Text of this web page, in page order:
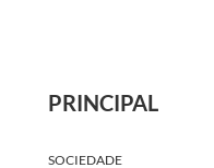
PRINCIPAL
SOCIEDADE